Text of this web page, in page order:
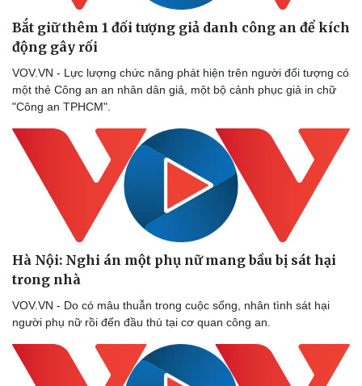
Bắt giữ thêm 1 đối tượng giả danh công an để kích
động gây rối
VOV.VN - Lực lượng chức năng phát hiện trên người đối tượng có
một thẻ Công an an nhân dân giả, một bộ cảnh phục giả in chữ
"Công an TPHCM".
Hà Nội: Nghi án một phụ nữ mang bầu bị sát hại
trong nhà
VOV.VN - Do có mâu thuẫn trong cuộc sống, nhân tình sát hại
người phụ nữ rồi đến đầu thú tại cơ quan công an.